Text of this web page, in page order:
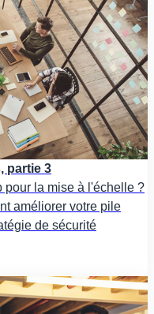
partie 3
pour la mise à l'échelle ?
améliorer votre pile
de sécurité